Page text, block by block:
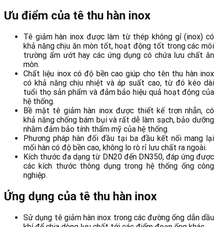
Ưu điểm của tê thu hàn inox
Tê giảm hàn inox được làm từ thép không gỉ (inox) có
khả năng chịu ăn mòn tốt, hoạt động tốt trong các môi
trường ẩm ướt hay các ứng dụng có chứa lưu chất ăn
mòn.
Chất liệu inox có độ bền cao giúp cho tên thu hàn inox
có khả năng chịu nhiệt và áp suất cao, từ đó kéo dài
tuổi thọ sản phẩm và đảm bảo hiệu quả hoạt động của
hệ thống.
Bề mặt tê giảm hàn inox được thiết kế trơn nhẵn, có
khả năng chống bám bụi và rất dễ làm sạch, bảo dưỡng
nhằm đảm bảo tính thẩm mỹ của hệ thống.
Phương pháp hàn đối đầu tại ba đầu kết nối mang lại
mối hàn có độ bền cao, không lo rò rỉ lưu chất ra ngoài.
Kích thước đa dạng từ DN20 đến DN350, đáp ứng được
các kích thước thông dụng trong hệ thống ống công
nghiệp.
Ứng dụng của tê thu hàn inox
Sử dụng tê giảm hàn inox trong các đường ống dẫn dầu